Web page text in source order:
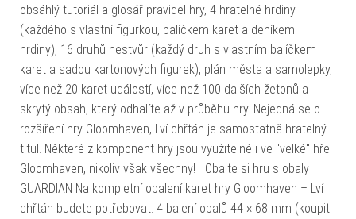
obsáhlý tutoriál a glosář pravidel hry, 4 hratelné hrdiny
(každého s vlastní figurkou, balíčkem karet a deníkem
hrdiny), 16 druhů nestvůr (každý druh s vlastním balíčkem
karet a sadou kartonových figurek), plán města a samolepky,
více než 20 karet událostí, více než 100 dalších žetonů a
skrytý obsah, který odhalíte až v průběhu hry. Nejedná se o
rozšíření hry Gloomhaven, Lví chřtán je samostatně hratelný
titul. Některé z komponent hry jsou využitelné i ve "velké" hře
Gloomhaven, nikoliv však všechny! Obalte si hru s obaly
GUARDIAN Na kompletní obalení karet hry Gloomhaven – Lví
chřtán budete potřebovat: 4 balení obalů 44 × 68 mm (koupit